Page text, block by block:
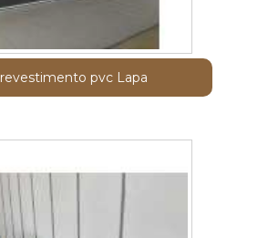
revestimento pvc Lapa